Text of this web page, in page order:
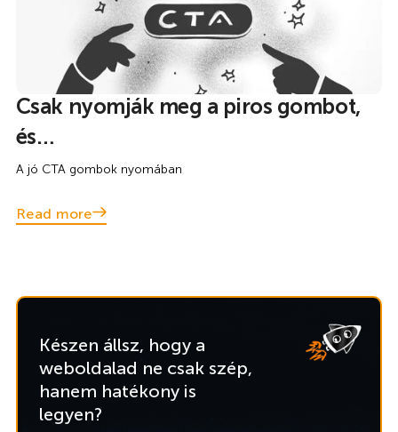
Csak nyomják meg a piros gombot,
és…
A jó CTA gombok nyomában
Read more
Készen állsz, hogy a
weboldalad ne csak szép,
hanem hatékony is
legyen?